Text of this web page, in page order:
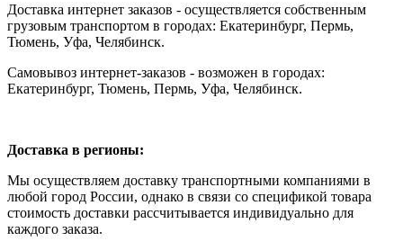
Доставка интернет заказов - осуществляется собственным
грузовым транспортом в городах: Екатеринбург, Пермь,
Тюмень, Уфа, Челябинск.
Самовывоз интернет-заказов - возможен в городах:
Екатеринбург, Тюмень, Пермь, Уфа, Челябинск.
Доставка в регионы:
Мы осуществляем доставку транспортными компаниями в
любой город России, однако в связи со спецификой товара
стоимость доставки рассчитывается индивидуально для
каждого заказа.